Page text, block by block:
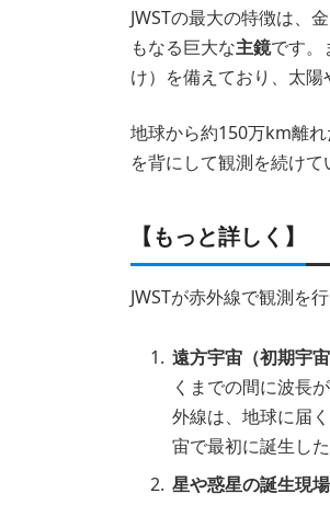
JWSTの最大の特徴は、
もなる巨大な主鏡です。
け）を備えており、太陽
地球から約150万km離れ
を背にして観測を続けて
【もっと詳しく】
JWSTが赤外線で観測を
遠方宇宙（初期宇
くまでの間に波長
外線は、地球に届
宙で最初に誕生し
星や惑星の誕生現